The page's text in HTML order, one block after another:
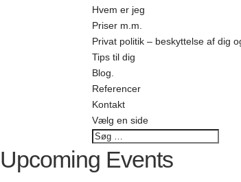
Hvem er jeg
Priser m.m.
Privat politik – beskyttelse af dig
Tips til dig
Blog.
Referencer
Kontakt
Vælg en side
Upcoming Events